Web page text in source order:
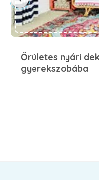
Őrületes nyári
gyerekszobába